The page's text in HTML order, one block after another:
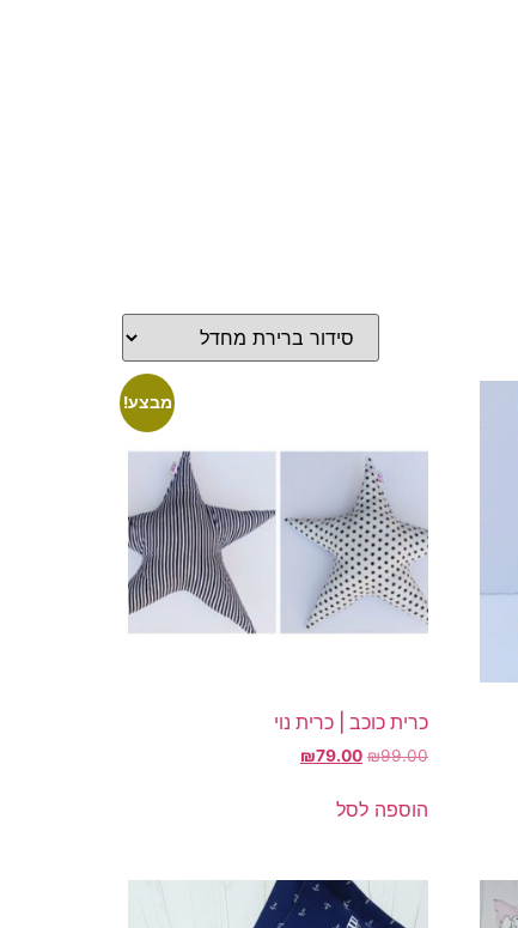
מבצע!
כרית כוכב | כרית נוי
₪99.00
המחיר
היה:
₪79.00
הוספה לסל